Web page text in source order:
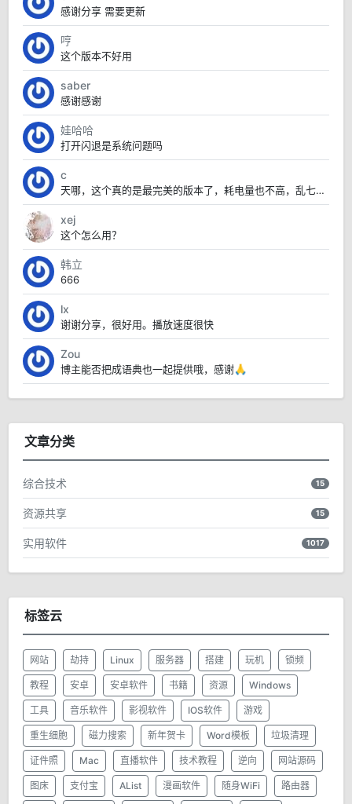
感谢分享 需要更新
哼
这个版本不好用
saber
感谢感谢
娃哈哈
打开闪退是系统问题吗
c
天哪，这个真的是最完美的版本了，耗电量也不高，乱七八糟的也没有，太赞了
xej
这个怎么用？
韩立
666
lx
谢谢分享，很好用。播放速度很快
Zou
博主能否把成语典也一起提供哦，感谢🙏
文章分类
综合技术 15
资源共享 15
实用软件 1017
标签云
网站 劫持 Linux 服务器 搭建 玩机 锁频
教程 安卓 安卓软件 书籍 资源 Windows
工具 音乐软件 影视软件 IOS软件 游戏
重生细胞 磁力搜索 新年贺卡 Word模板 垃圾清理
证件照 Mac 直播软件 技术教程 逆向 网站源码
图床 支付宝 AList 漫画软件 随身WiFi 路由器